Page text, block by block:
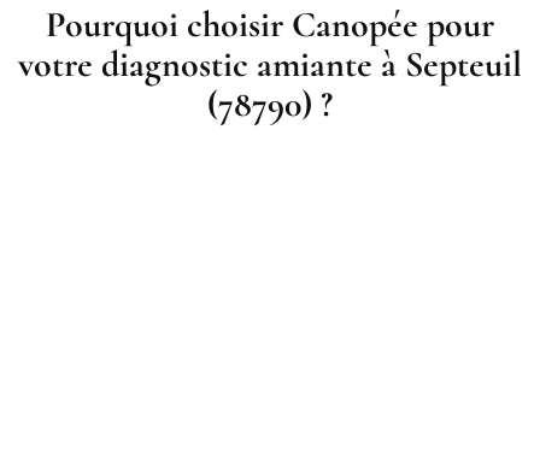
Pourquoi choisir Canopée pour
votre diagnostic amiante à Septeuil
(78790) ?